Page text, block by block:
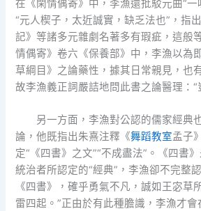
在《閑情偶寄》中，李漁還批駁元曲“一
“元人楔子，太近誠實，缺乏法也”，指
記》等諸多元雜劇名著多有瑕疵，這般
情偶寄》卷六《保養部》中，李漁以為
草綱目》之論藥性，據其日常親見，也
故李漁義正詞嚴詰地問此書之論醫理：“
另一方面，李漁對公認的儒家經典
論，他既指出朱熹注釋《舞蹈教室孟子
定“《四書》之文”“不成盡法”。《四書
統治者所認定的“經典”，李漁卻不完整
《四書》，確乎勇氣不凡，誠如王宓草
雷四起。”正由於有此種膽識，李漁才